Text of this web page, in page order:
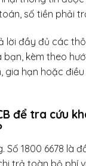
số tiền phải
lời đầy đủ các
kèm theo
gia hạn hoặc
để tra cứu
Số 1800 6678 là